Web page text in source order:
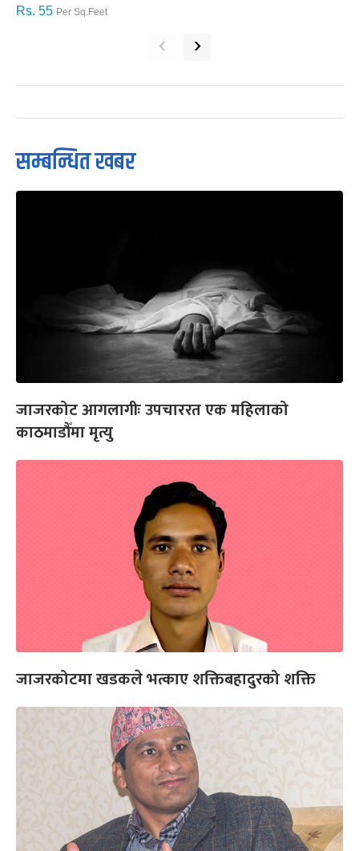
Rs. 55 Per Sq.Feet
‹ ›
सम्बन्धित खबर
जाजरकोट आगलागीः उपचाररत एक महिलाको
काठमाडौँमा मृत्यु
जाजरकोटमा खडकले भत्काए शक्तिबहादुरको शक्ति